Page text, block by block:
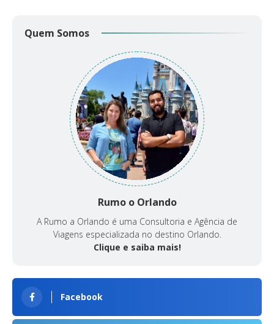
Quem Somos
Rumo o Orlando
A Rumo a Orlando é uma Consultoria e Agência de
Viagens especializada no destino Orlando.
Clique e saiba mais!
Facebook